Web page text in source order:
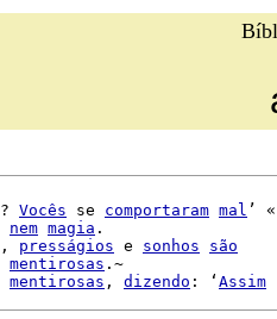
? Vocês se comportaram mal ’
nem magia .
, presságios e sonhos
são
mentirosas .~
mentirosas , dizendo : ‘ Assim